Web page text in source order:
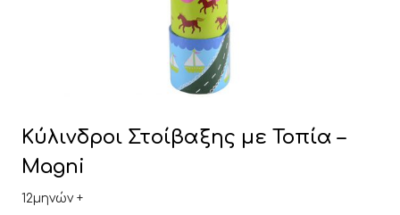
Κύλινδροι Στοίβαξης με Τοπία –
Magni
12μηνών +